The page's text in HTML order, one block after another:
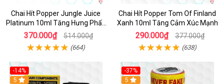
Chai Hít Popper Jungle Juice
Platinum 10ml Tăng Hưng Phấn
Mạnh
370.000₫ 514.000₫
(664)
Chai Hít Popper Tom Of Finland
Xanh 10ml Tăng Cảm Xúc Mạnh
290.000₫ 377.000₫
(638)
-14%
5
-37%
5